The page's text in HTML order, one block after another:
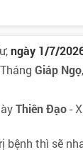
ngày 1/7/
Giáp Ngọ
Thiên Đạo-
bệnh thì sẽ